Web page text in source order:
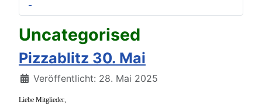
Uncategorised
Pizzablitz 30. Mai
Details
Veröffentlicht: 28. Mai 2025
Liebe Mitglieder,